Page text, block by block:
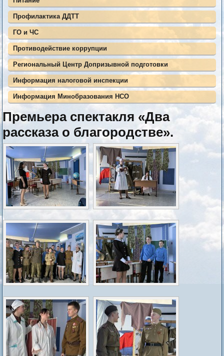
Профилактика ДДТТ
ГО и ЧС
Противодействие коррупции
Региональный Центр Допризывной подготовки
Информация налоговой инспекции
Информация Минобразования НСО
Премьера спектакля «Два
рассказа о благородстве».